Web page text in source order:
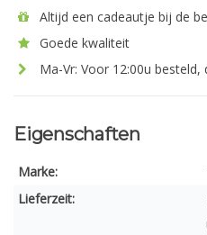
Altijd een cadeautje bij de
Goede kwaliteit
Ma-Vr: Voor 12:00u besteld,
Eigenschaften
Marke:
Lieferzeit: